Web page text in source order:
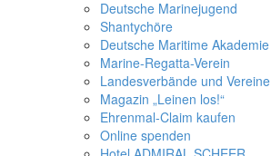
Deutsche Marinejugend
Shantychöre
Deutsche Maritime Akademie
Marine-Regatta-Verein
Landesverbände und Vereine
Magazin „Leinen los!“
Ehrenmal-Claim kaufen
Online spenden